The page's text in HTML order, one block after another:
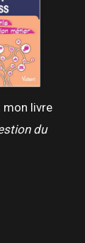
mon livre
du